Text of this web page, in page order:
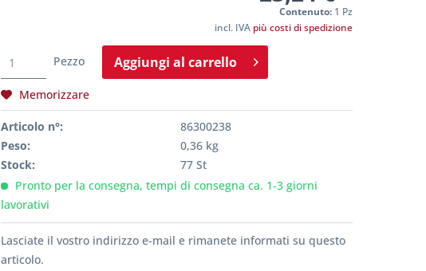
Contenuto: 1 Pz
incl. IVA più costi di spedizione
Pezzo Aggiungi al carrello
Memorizzare
Articolo n°:
86300238
Peso:
0,36 kg
Stock:
77 St
Pronto per la consegna, tempi di consegna ca. 1-3 giorni
lavorativi
Lasciate il vostro indirizzo e-mail e rimanete informati su questo
articolo.